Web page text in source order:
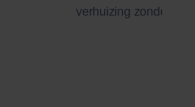
verhuizing zonder